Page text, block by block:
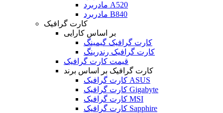
مادربرد A520
مادربرد B840
کارت گرافیک
بر اساس کارایی
کارت گرافیک گیمینگ
کارت گرافیک رندرینگ
قیمت کارت گرافیک
کارت گرافیک بر اساس برند
کارت گرافیک ASUS
کارت گرافیک Gigabyte
کارت گرافیک MSI
کارت گرافیک Sapphire